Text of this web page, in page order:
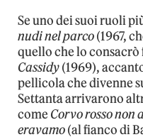
Se uno dei suoi ruoli
nudi nel parco(1967,
quello che lo
Cassidy(1969),
pellicola che divenne
Settanta arrivarono
come Corvo rosso non
eravamo(al fianco di